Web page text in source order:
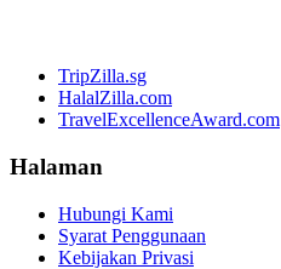
TripZilla.sg
HalalZilla.com
TravelExcellenceAward.com
Halaman
Hubungi Kami
Syarat Penggunaan
Kebijakan Privasi